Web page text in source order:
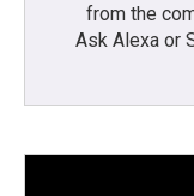
from the
Ask Alexa or